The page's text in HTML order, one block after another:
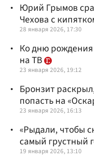
Юрий Грымов
Чехова с
28 января 2026, 17:30
Ко дню
на ТВ
23 января 2026, 19:12
Бронзит
попасть на
23 января 2026, 16:13
«Рыдали, чтобы
самый грустный
19 января 2026, 13:10